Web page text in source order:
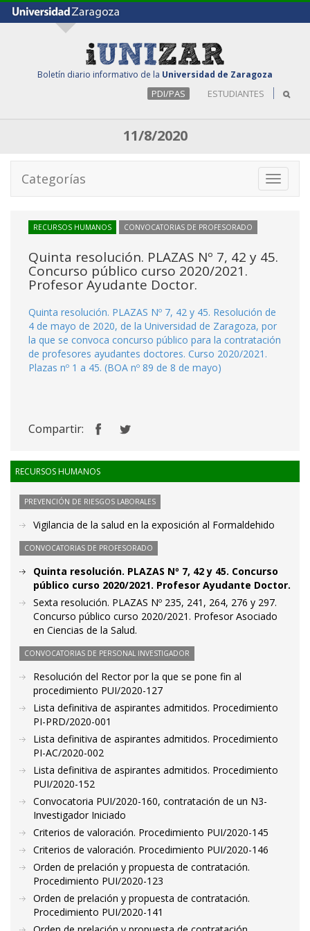
Boletín diario informativo de la Universidad de Zaragoza
PDI/PAS ESTUDIANTES
11/8/2020
Toggle
Categorías
RECURSOS HUMANOS CONVOCATORIAS DE PROFESORADO
Quinta resolución. PLAZAS Nº 7, 42 y 45.
Concurso público curso 2020/2021.
Profesor Ayudante Doctor.
Quinta resolución. PLAZAS Nº 7, 42 y 45. Resolución de
4 de mayo de 2020, de la Universidad de Zaragoza, por
la que se convoca concurso público para la contratación
de profesores ayudantes doctores. Curso 2020/2021.
Plazas nº 1 a 45. (BOA nº 89 de 8 de mayo)
Compartir:
RECURSOS HUMANOS
PREVENCIÓN DE RIESGOS LABORALES
Vigilancia de la salud en la exposición al Formaldehido
CONVOCATORIAS DE PROFESORADO
Quinta resolución. PLAZAS Nº 7, 42 y 45. Concurso
público curso 2020/2021. Profesor Ayudante Doctor.
Sexta resolución. PLAZAS Nº 235, 241, 264, 276 y 297.
Concurso público curso 2020/2021. Profesor Asociado
en Ciencias de la Salud.
CONVOCATORIAS DE PERSONAL INVESTIGADOR
Resolución del Rector por la que se pone fin al
procedimiento PUI/2020-127
Lista definitiva de aspirantes admitidos. Procedimiento
PI-PRD/2020-001
Lista definitiva de aspirantes admitidos. Procedimiento
PI-AC/2020-002
Lista definitiva de aspirantes admitidos. Procedimiento
PUI/2020-152
Convocatoria PUI/2020-160, contratación de un N3-
Investigador Iniciado
Criterios de valoración. Procedimiento PUI/2020-145
Criterios de valoración. Procedimiento PUI/2020-146
Orden de prelación y propuesta de contratación.
Procedimiento PUI/2020-123
Orden de prelación y propuesta de contratación.
Procedimiento PUI/2020-141